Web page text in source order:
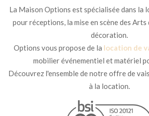
La Maison Options est spécialisée dans la
pour réceptions, la mise en scène des Arts
décoration.
Options vous propose de la location de
mobilier événementiel et matériel
Découvrez l'ensemble de notre offre de
à la location.